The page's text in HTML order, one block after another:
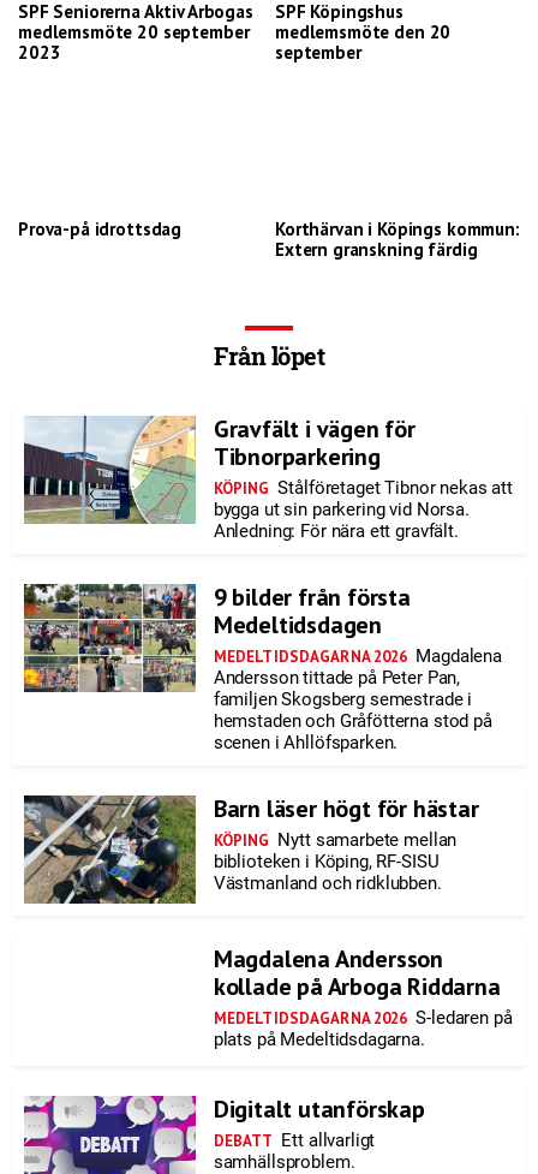
SPF Seniorerna Aktiv Arbogas
medlemsmöte 20 september
2023
SPF Köpingshus
medlemsmöte den 20
september
Prova-på idrottsdag
Korthärvan i Köpings kommun:
Extern granskning färdig
Från löpet
Gravfält i vägen för
Tibnorparkering
KÖPING Stålföretaget Tibnor nekas att
bygga ut sin parkering vid Norsa.
Anledning: För nära ett gravfält.
9 bilder från första
Medeltidsdagen
MEDELTIDSDAGARNA 2026 Magdalena
Andersson tittade på Peter Pan,
familjen Skogsberg semestrade i
hemstaden och Gråfötterna stod på
scenen i Ahllöfsparken.
Barn läser högt för hästar
KÖPING Nytt samarbete mellan
biblioteken i Köping, RF-SISU
Västmanland och ridklubben.
Magdalena Andersson
kollade på Arboga Riddarna
MEDELTIDSDAGARNA 2026 S-ledaren på
plats på Medeltidsdagarna.
Digitalt utanförskap
DEBATT Ett allvarligt
samhällsproblem.